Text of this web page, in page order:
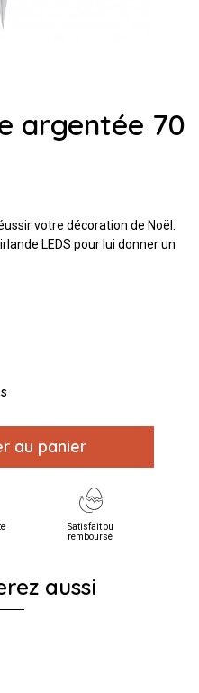
argentée 70
votre décoration de Noël.
LEDS pour lui donner un
au panier
Satisfait ou
remboursé
aussi